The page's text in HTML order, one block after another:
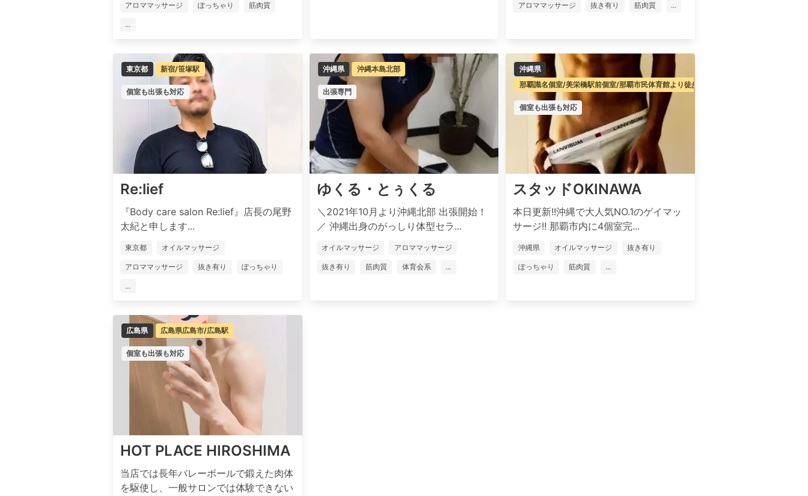
アロママッサージ ぽっちゃり 筋肉質
...
アロママッサージ 抜き有り 筋肉質 ...
東京都 新宿/笹塚駅
個室も出張も対応
Re:lief
『Body care salon Re:lief』店長の尾野
太紀と申します...
東京都 オイルマッサージ
アロママッサージ 抜き有り ぽっちゃり
...
沖縄県 沖縄本島北部
出張専門
ゆくる・とぅくる
＼2021年10月より沖縄北部 出張開始！
／ 沖縄出身のがっしり体型セラ...
オイルマッサージ アロママッサージ
抜き有り 筋肉質 体育会系 ...
沖縄県
那覇識名個室/美栄橋駅前個室/那覇市民体育館より徒歩3分圏内/美栄橋駅前より徒歩3分
個室も出張も対応
スタッドOKINAWA
本日更新!!沖縄で大人気NO.1のゲイマッ
サージ!! 那覇市内に4個室完...
沖縄県 オイルマッサージ 抜き有り
ぽっちゃり 筋肉質 ...
広島県 広島県広島市/広島駅
個室も出張も対応
HOT PLACE HIROSHIMA
当店では長年バレーボールで鍛えた肉体
を駆使し、一般サロンでは体験できない